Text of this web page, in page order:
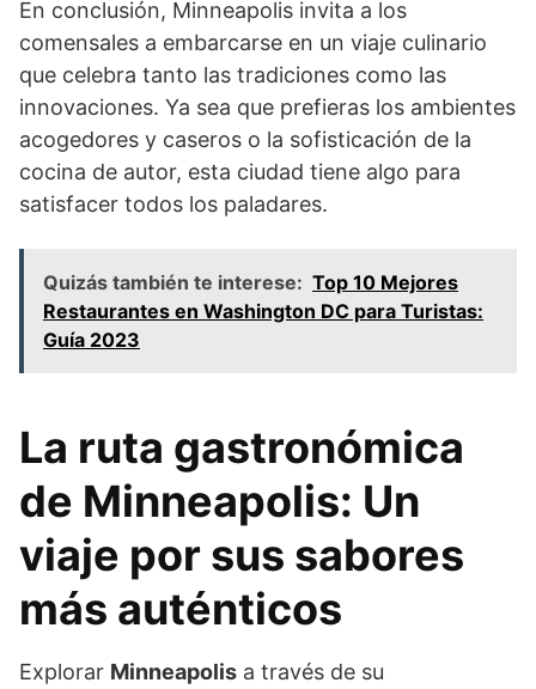
En conclusión, Minneapolis invita a los
comensales a embarcarse en un viaje culinario
que celebra tanto las tradiciones como las
innovaciones. Ya sea que prefieras los ambientes
acogedores y caseros o la sofisticación de la
cocina de autor, esta ciudad tiene algo para
satisfacer todos los paladares.
Quizás también te interese: Top 10 Mejores
Restaurantes en Washington DC para Turistas:
Guía 2023
La ruta gastronómica
de Minneapolis: Un
viaje por sus sabores
más auténticos
Explorar Minneapolis a través de su